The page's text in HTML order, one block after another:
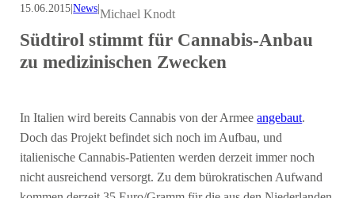
15.06.2015|News|Michael Knodt
Südtirol stimmt für Cannabis-Anbau
zu medizinischen Zwecken
In Italien wird bereits Cannabis von der Armeeangebaut.
Doch das Projekt befindet sich noch im Aufbau, und
italienische Cannabis-Patienten werden derzeit immer noch
nicht ausreichend versorgt. Zu dem bürokratischen Aufwand